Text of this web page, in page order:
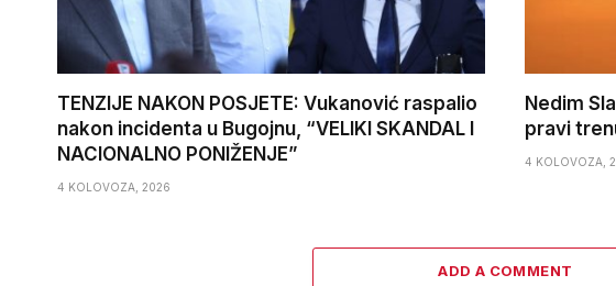
TENZIJE NAKON POSJETE: Vukanović raspalio
nakon incidenta u Bugojnu, “VELIKI SKANDAL I
NACIONALNO PONIŽENJE”
4 KOLOVOZA, 2026
Nedim
pravi
4 KOLOVOZA,
ADD A COMMENT